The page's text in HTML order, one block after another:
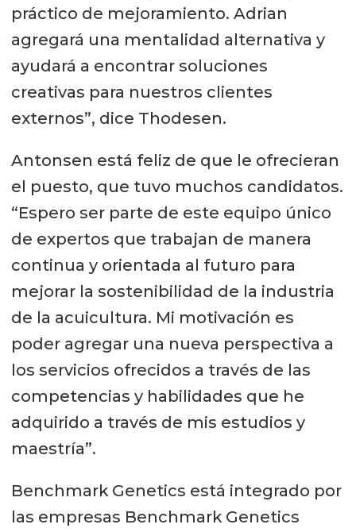
práctico de mejoramiento. Adrian
agregará una mentalidad alternativa y
ayudará a encontrar soluciones
creativas para nuestros clientes
externos”, dice Thodesen.
Antonsen está feliz de que le ofrecieran
el puesto, que tuvo muchos candidatos.
“Espero ser parte de este equipo único
de expertos que trabajan de manera
continua y orientada al futuro para
mejorar la sostenibilidad de la industria
de la acuicultura. Mi motivación es
poder agregar una nueva perspectiva a
los servicios ofrecidos a través de las
competencias y habilidades que he
adquirido a través de mis estudios y
maestría”.
Benchmark Genetics está integrado por
las empresas Benchmark Genetics